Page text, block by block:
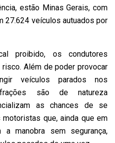
estão Minas Gerais, com
27.624 veículos autuados por
proibido, os condutores
Além de poder provocar
veículos parados nos
são de natureza
as chances de se
que, ainda que em
a manobra sem segurança,